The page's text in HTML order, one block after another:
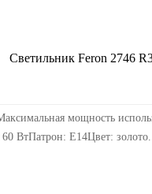
Светильник Feron 2746
мощность
ВтПатрон: Е14Цвет: золото...